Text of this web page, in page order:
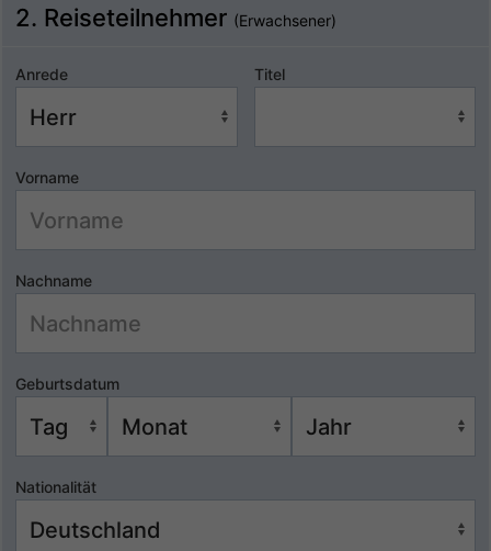
2. Reiseteilnehmer (Erwachsener)
Anrede Titel
Vorname
Nachname
Geburtsdatum
Nationalität